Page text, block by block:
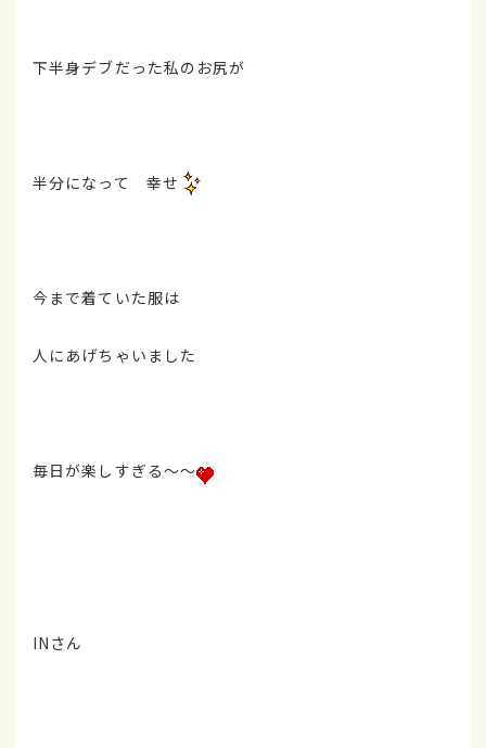
下半身デブだった私のお尻が
半分になって 幸せ
今まで着ていた服は
人にあげちゃいました
毎日が楽しすぎる～～
INさん